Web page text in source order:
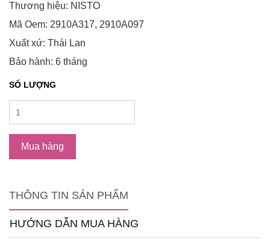
Thương hiệu: NISTO
​​​​​​Mã Oem: 2910A317, 2910A097
Xuất xứ: Thái Lan
Bảo hành: 6 tháng
SỐ LƯỢNG
Mua hàng
THÔNG TIN SẢN PHẨM
HƯỚNG DẪN MUA HÀNG